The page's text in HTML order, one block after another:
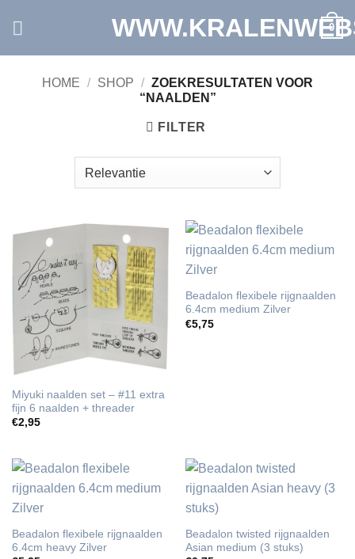
0
HOME / SHOP / ZOEKRESULTATEN VOOR
“NAALDEN”
FILTER
Miyuki naalden set – #11 extra
fijn 6 naalden + threader
€2,95
Beadalon flexibele rijgnaalden
6.4cm medium Zilver
€5,75
Beadalon flexibele rijgnaalden
6.4cm heavy Zilver
Beadalon twisted rijgnaalden
Asian medium (3 stuks)